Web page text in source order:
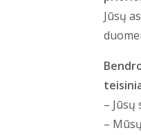
Jūsų
–
–